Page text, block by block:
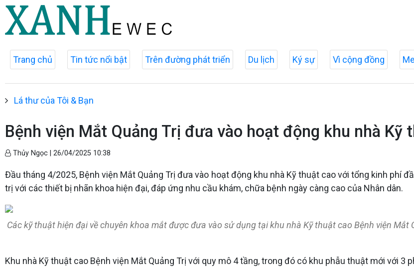
Trang chủ Tin tức nổi bật Trên đường phát triển Du lịch Ký sự Vì cộng đồng
Lá thư của Tôi & Bạn
Bệnh viện Mắt Quảng Trị đưa vào hoạt động khu nhà Kỹ
Thủy Ngọc | 26/04/2025 10:38
Đầu tháng 4/2025, Bệnh viện Mắt Quảng Trị đưa vào hoạt động khu nhà Kỹ thuật cao với tổng kinh phí
trị với các thiết bị nhãn khoa hiện đại, đáp ứng nhu cầu khám, chữa bệnh ngày càng cao của Nhân dân.
Các kỹ thuật hiện đại về chuyên khoa mắt được đưa vào sử dụng tại khu nhà Kỹ thuật cao Bệnh viện Mắt
Khu nhà Kỹ thuật cao Bệnh viện Mắt Quảng Trị với quy mô 4 tầng, trong đó có khu phẫu thuật mới với